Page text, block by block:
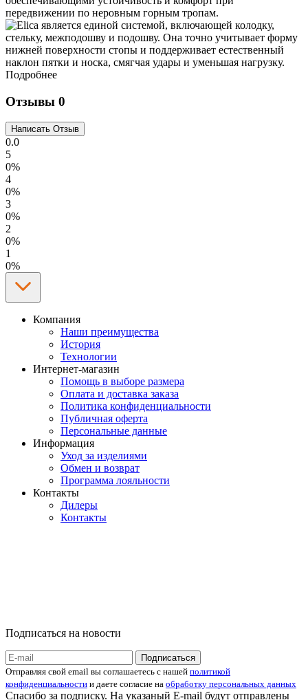
Подробнее
Отзывы 0
0.0
5
0%
4
0%
3
0%
2
0%
1
0%
Компания
Наши преимущества
История
Технологии
Интернет-магазин
Помощь в выборе размера
Оплата и доставка заказа
Политика конфиденциальности
Публичная оферта
Персональные данные
Информация
Уход за изделиями
Обмен и возврат
Программа лояльности
Контакты
Дилеры
Контакты
Подписаться на новости
Отправляя свой email вы соглашаетесь с нашей политикой
конфиденциальности и даете согласие на обработку персональных данных
Спасибо за подписку. На указаный E-mail будут отправлены